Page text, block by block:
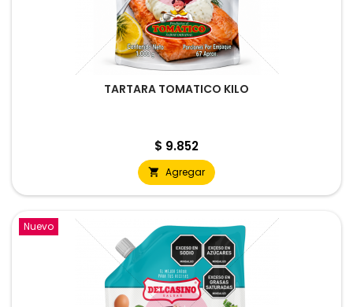
TARTARA TOMATICO KILO
Precio
$ 9.852
 Agregar
Nuevo